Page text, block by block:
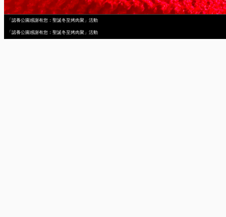
「認養公園感謝有您：聖誕冬至烤肉聚」活動
「認養公園感謝有您：聖誕冬至烤肉聚」活動